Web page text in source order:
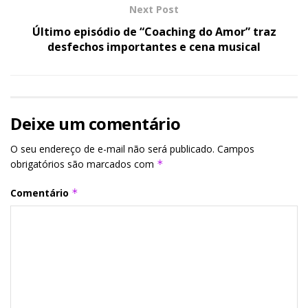
Next Post
Último episódio de “Coaching do Amor” traz
desfechos importantes e cena musical
Deixe um comentário
O seu endereço de e-mail não será publicado. Campos
obrigatórios são marcados com *
Comentário *